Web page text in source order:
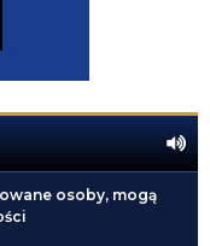
osoby, mogą